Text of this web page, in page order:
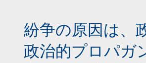
紛争の原因は、
政治的プロパガ